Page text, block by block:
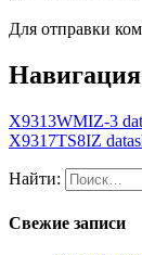
Для отправки
X9313WMIZ-3
X9317TS8IZ
Найти:
Свежие записи